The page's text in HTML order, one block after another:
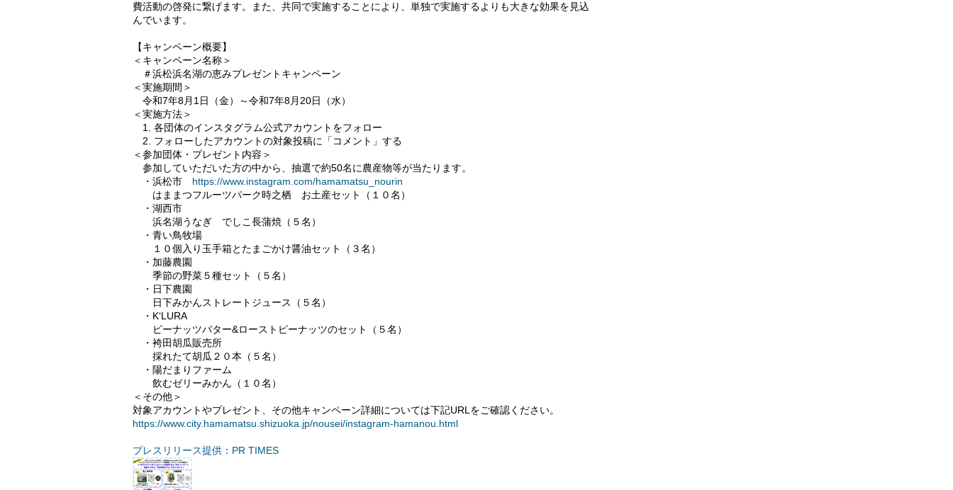
費活動の啓発に繋げます。また、共同で実施することにより、単独で実施するよりも大きな効果を見込
んでいます。
【キャンペーン概要】
＜キャンペーン名称＞
＃浜松浜名湖の恵みプレゼントキャンペーン
＜実施期間＞
令和7年8月1日（金）～令和7年8月20日（水）
＜実施方法＞
1. 各団体のインスタグラム公式アカウントをフォロー
2. フォローしたアカウントの対象投稿に「コメント」する
＜参加団体・プレゼント内容＞
参加していただいた方の中から、抽選で約50名に農産物等が当たります。
・浜松市 https://www.instagram.com/hamamatsu_nourin
はままつフルーツパーク時之栖 お土産セット（１０名）
・湖西市
浜名湖うなぎ でしこ長蒲焼（５名）
・青い鳥牧場
１０個入り玉手箱とたまごかけ醤油セット（３名）
・加藤農園
季節の野菜５種セット（５名）
・日下農園
日下みかんストレートジュース（５名）
・K‘LURA
ピーナッツバター&ローストピーナッツのセット（５名）
・袴田胡瓜販売所
採れたて胡瓜２０本（５名）
・陽だまりファーム
飲むゼリーみかん（１０名）
＜その他＞
対象アカウントやプレゼント、その他キャンペーン詳細については下記URLをご確認ください。
https://www.city.hamamatsu.shizuoka.jp/nousei/instagram-hamanou.html
プレスリリース提供：PR TIMES